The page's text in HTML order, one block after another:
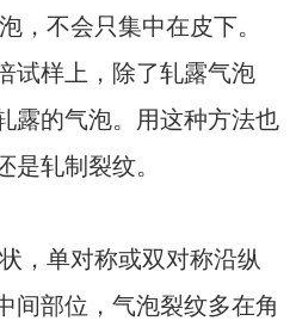
不会只集中在皮下。
试样上，除了轧露气泡
露的气泡。用这种方法也
轧制裂纹。
，单对称或双对称沿纵
间部位，气泡裂纹多在角